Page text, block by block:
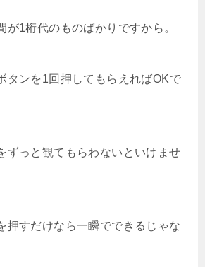
が1桁代のものばかりですから。
タンを1回押してもらえればOKで
ずっと観てもらわないといけませ
押すだけなら一瞬でできるじゃな